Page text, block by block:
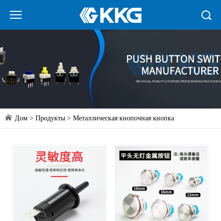
Дом > Продукты > Металлическая кнопочная кнопка